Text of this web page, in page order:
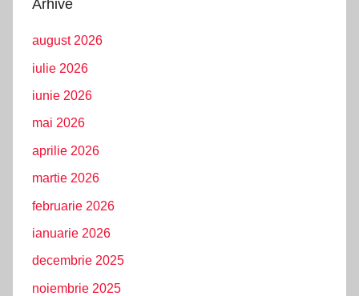
Arhive
august 2026
iulie 2026
iunie 2026
mai 2026
aprilie 2026
martie 2026
februarie 2026
ianuarie 2026
decembrie 2025
noiembrie 2025